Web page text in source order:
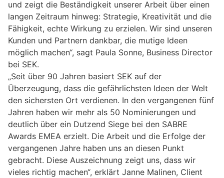
und zeigt die Beständigkeit unserer Arbeit über einen
langen Zeitraum hinweg: Strategie, Kreativität und die
Fähigkeit, echte Wirkung zu erzielen. Wir sind unseren
Kunden und Partnern dankbar, die mutige Ideen
möglich machen“, sagt Paula Sonne, Business Director
bei SEK.
„Seit über 90 Jahren basiert SEK auf der
Überzeugung, dass die gefährlichsten Ideen der Welt
den sichersten Ort verdienen. In den vergangenen fünf
Jahren haben wir mehr als 50 Nominierungen und
deutlich über ein Dutzend Siege bei den SABRE
Awards EMEA erzielt. Die Arbeit und die Erfolge der
vergangenen Jahre haben uns an diesen Punkt
gebracht. Diese Auszeichnung zeigt uns, dass wir
vieles richtig machen“, erklärt Janne Malinen, Client